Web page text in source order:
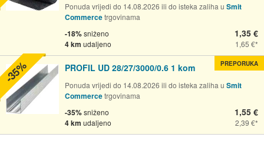
Ponuda vrijedi do 14.08.2026 ili do isteka zaliha u Smit
Commercetrgovinama
-18%sniženo
4 km udaljeno
1,35 €
1,65 €
PROFIL UD 28/27/3000/0.6 1 kom
Ponuda vrijedi do 14.08.2026 ili do isteka zaliha u Smit
Commercetrgovinama
-35%sniženo
4 km udaljeno
1,55 €
2,39 €
PREPORUKA
-35%